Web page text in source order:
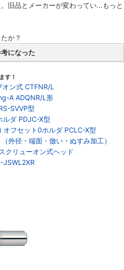
旧品とメーカーが変わってい...もっと
か？
になった
す！
ン式 CTFNR/L
A ADQNR/L形
SVVP型
ルダ PDJC-X型
オフセット0ホルダ PCLC-X型
外径・端面・倣い・ぬすみ加工）
クリューオン式ヘッド
JSWL2XR